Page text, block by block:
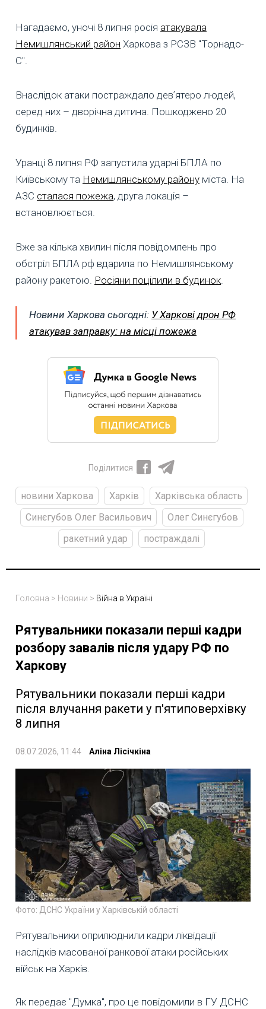
Нагадаємо, уночі 8 липня росія атакувала
Немишлянський район Харкова з РСЗВ "Торнадо-
С".
Внаслідок атаки постраждало девʼятеро людей,
серед них – дворічна дитина. Пошкоджено 20
будинків.
Уранці 8 липня РФ запустила ударні БПЛА по
Київському та Немишлянському району міста. На
АЗС сталася пожежа, друга локація –
встановлюється.
Вже за кілька хвилин після повідомлень про
обстріл БПЛА рф вдарила по Немишлянському
району ракетою. Росіяни поцілили в будинок.
Новини Харкова сьогодні: У Харкові дрон РФ
атакував заправку: на місці пожежа
Поділитися
новини Харкова Харків
Харківська область
Синєгубов Олег Васильович
Олег Синєгубов
ракетний удар
постраждалі
Головна > Новини > Війна в Україні
Рятувальники показали перші кадри
розбору завалів після удару РФ по
Харкову
Рятувальники показали перші кадри
після влучання ракети у п'ятиповерхівку
8 липня
08.07.2026, 11:44 Аліна Лісічкіна
Фото: ДСНС України у Харківській області
Рятувальники оприлюднили кадри ліквідації
наслідків масованої ранкової атаки російських
військ на Харків.
Як передає "Думка", про це повідомили в ГУ ДСНС